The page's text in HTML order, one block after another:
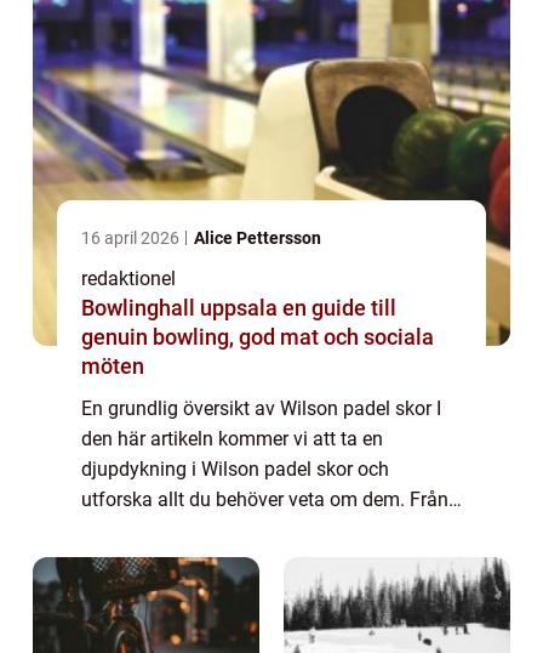
16 april 2026 Alice Pettersson
redaktionel
Bowlinghall uppsala en guide till
genuin bowling, god mat och sociala
möten
En grundlig översikt av Wilson padel skor I
den här artikeln kommer vi att ta en
djupdykning i Wilson padel skor och
utforska allt du behöver veta om dem. Från
mätningar och historisk genomgång av för-
och n...